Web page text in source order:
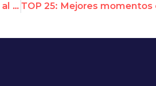
Delegados de la ONU llenan de halagos al régimen genocida de Burundi